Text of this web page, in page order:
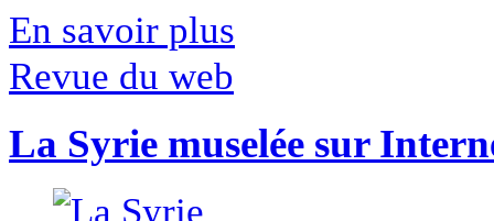
En savoir plus
Revue du web
La Syrie muselée sur